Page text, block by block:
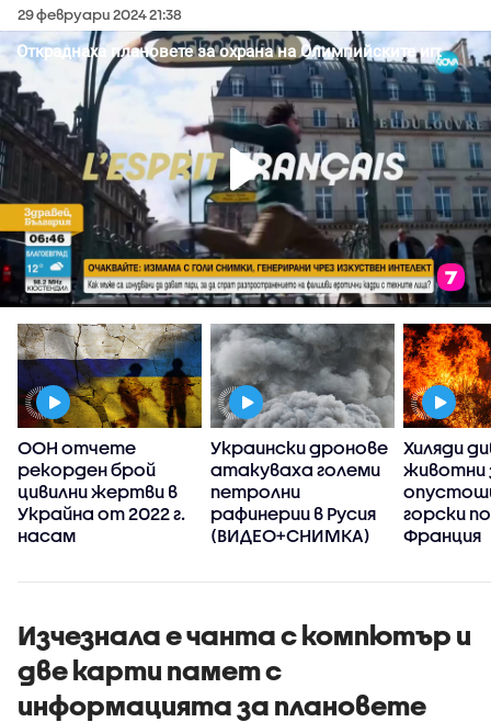
29 февруари 2024 21:38
ООН отчете
рекорден брой
цивилни жертви в
Украйна от 2022 г.
насам
Украински дронове
атакуваха големи
петролни
рафинерии в Русия
(ВИДЕО+СНИМКА)
Хиляди
животни
горски
Франция
Изчезнала е чанта с компютър и
две карти памет с
информацията за плановете